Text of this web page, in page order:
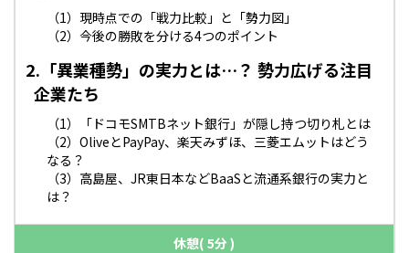
（1）現時点での「戦力比較」と「勢力図」
（2）今後の勝敗を分ける4つのポイント
2.「異業種勢」の実力とは…？ 勢力広げる注目
企業たち
（1）「ドコモSMTBネット銀行」が隠し持つ切り札とは
（2）OliveとPayPay、楽天みずほ、三菱エムットはどう
なる？
（3）高島屋、JR東日本などBaaSと流通系銀行の実力と
は？
休憩( 5分 )